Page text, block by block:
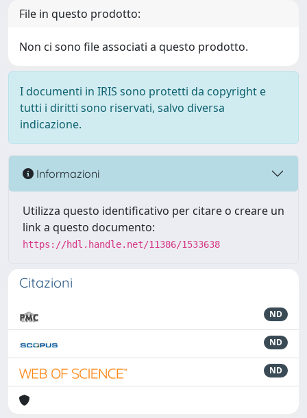
File in questo prodotto:
Non ci sono file associati a questo prodotto.
I documenti in IRIS sono protetti da copyright e
tutti i diritti sono riservati, salvo diversa
indicazione.
Informazioni
Utilizza questo identificativo per citare o creare un
link a questo documento:
https://hdl.handle.net/11386/1533638
Citazioni
ND
ND
ND